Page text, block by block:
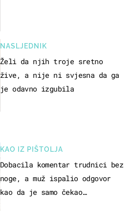
KAO IZ PIŠTOLJA
Dobacila komentar trudnici bez
noge, a muž ispalio odgovor
kao da je samo čekao…
NASLJEDNIK
Želi da njih troje sretno
žive, a nije ni svjesna da ga
je odavno izgubila